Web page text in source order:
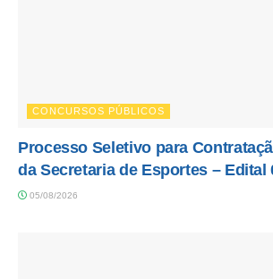
CONCURSOS PÚBLICOS
Processo Seletivo para
da Secretaria de Esportes – Edital
05/08/2026